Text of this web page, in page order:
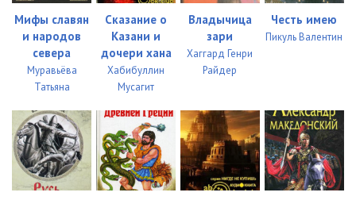
Мифы славян
и народов
севера
Муравьёва
Татьяна
Сказание о
Казани и
дочери хана
Хабибуллин
Мусагит
Владычица
зари
Хаггард Генри
Райдер
Честь имею
Пикуль Валентин